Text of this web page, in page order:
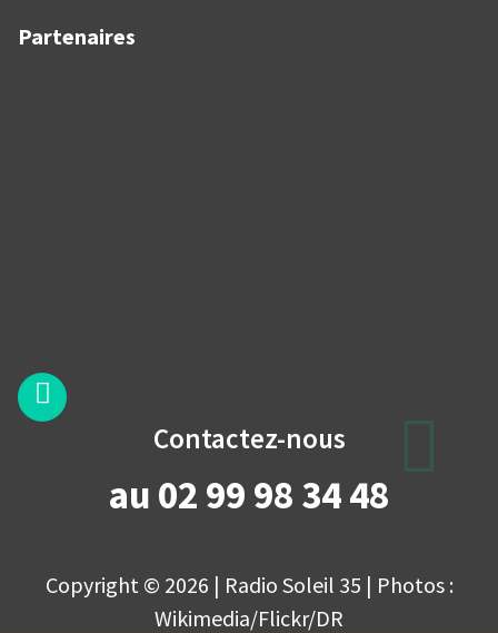
Partenaires
Contactez-nous
au 02 99 98 34 48
Copyright © 2026 | Radio Soleil 35 | Photos :
Wikimedia/Flickr/DR